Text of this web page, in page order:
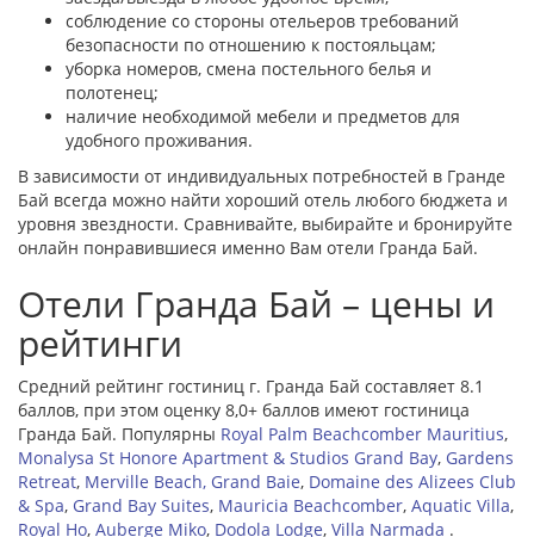
соблюдение со стороны отельеров требований
безопасности по отношению к постояльцам;
уборка номеров, смена постельного белья и
полотенец;
наличие необходимой мебели и предметов для
удобного проживания.
В зависимости от индивидуальных потребностей в Гранде
Бай всегда можно найти хороший отель любого бюджета и
уровня звездности. Сравнивайте, выбирайте и бронируйте
онлайн понравившиеся именно Вам отели Гранда Бай.
Отели Гранда Бай – цены и
рейтинги
Средний рейтинг гостиниц г. Гранда Бай составляет 8.1
баллов, при этом оценку 8,0+ баллов имеют гостиница
Гранда Бай. Популярны Royal Palm Beachcomber Mauritius,
Monalysa St Honore Apartment & Studios Grand Bay, Gardens
Retreat, Merville Beach, Grand Baie, Domaine des Alizees Club
& Spa, Grand Bay Suites, Mauricia Beachcomber, Aquatic Villa,
Royal Ho, Auberge Miko, Dodola Lodge, Villa Narmada .